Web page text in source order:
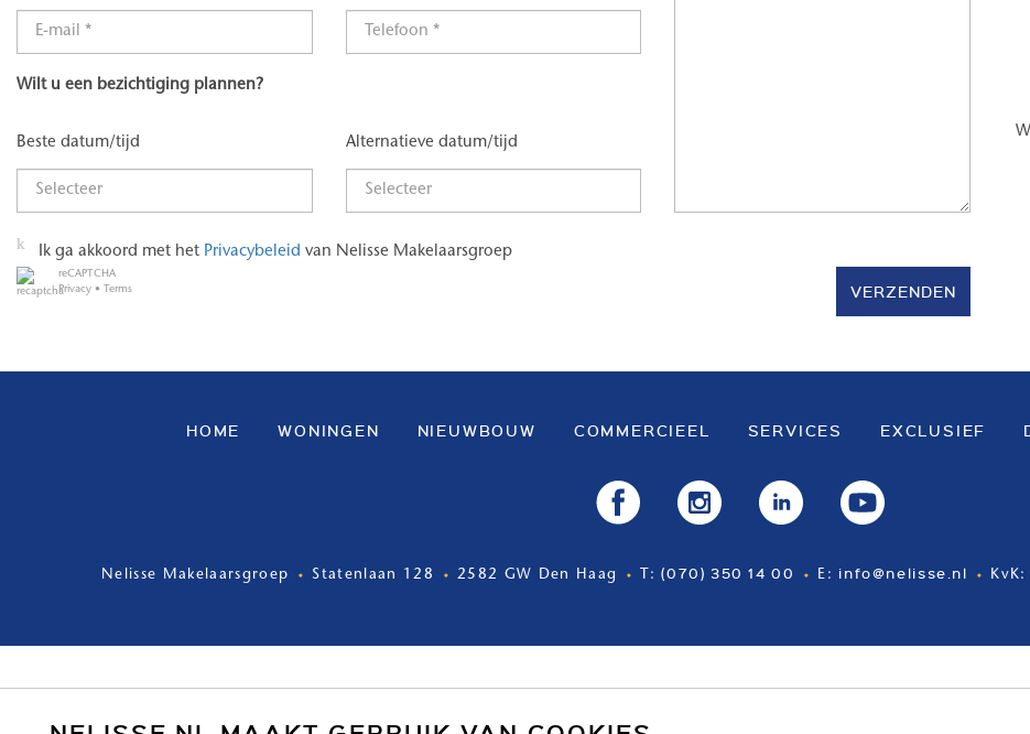
Wilt u een bezichtiging plannen?
Beste datum/tijd Alternatieve datum/tijd
Ik ga akkoord met het Privacybeleid van Nelisse Makelaarsgroep
reCAPTCHA
Privacy • Terms VERZENDEN
HOME WONINGEN NIEUWBOUW COMMERCIEEL SERVICES EXCLUSIEF
Nelisse Makelaarsgroep Statenlaan 128 2582 GW Den Haag T:(070) 350 14 00 E: info@nelisse.nl